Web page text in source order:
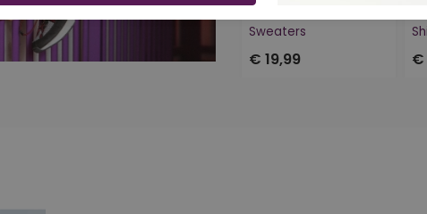
Sweaters
€ 19,99 €